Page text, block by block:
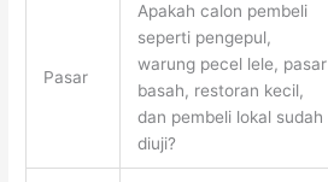
Pasar
Apakah calon pembeli
seperti pengepul,
warung pecel lele, pasar
basah, restoran kecil,
dan pembeli lokal sudah
diuji?